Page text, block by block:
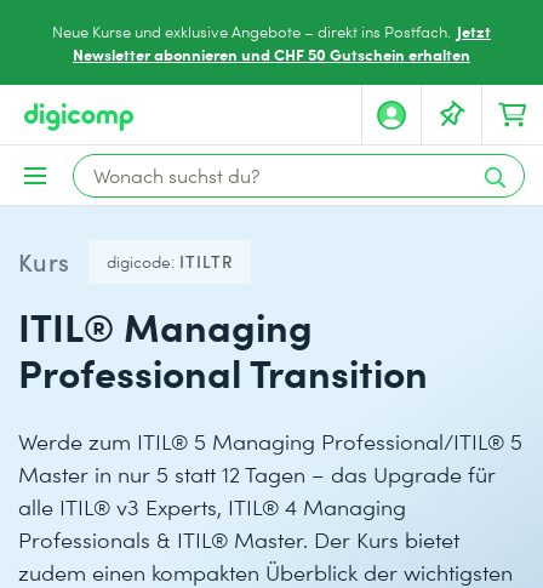
Neue Kurse und exklusive Angebote – direkt ins Postfach. Jetzt
Newsletter abonnieren und CHF 50 Gutschein erhalten
Kurs digicode: ITILTR
ITIL® Managing
Professional Transition
Werde zum ITIL® 5 Managing Professional/ITIL® 5
Master in nur 5 statt 12 Tagen – das Upgrade für
alle ITIL® v3 Experts, ITIL® 4 Managing
Professionals & ITIL® Master. Der Kurs bietet
zudem einen kompakten Überblick der wichtigsten